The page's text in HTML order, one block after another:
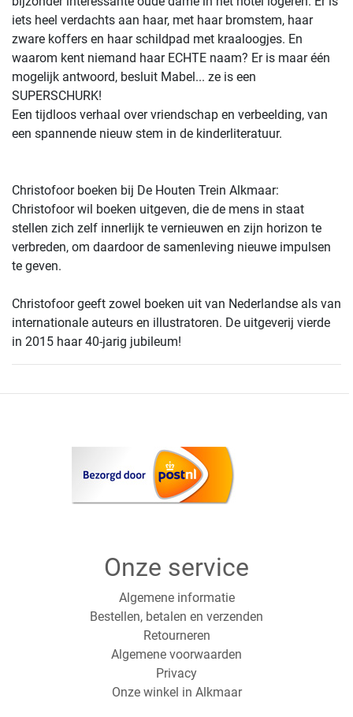
iets heel verdachts aan haar, met haar bromstem, haar
zware koffers en haar schildpad met kraaloogjes. En
waarom kent niemand haar ECHTE naam? Er is maar één
mogelijk antwoord, besluit Mabel... ze is een
SUPERSCHURK!
Een tijdloos verhaal over vriendschap en verbeelding, van
een spannende nieuw stem in de kinderliteratuur.
Christofoor boeken bij De Houten Trein Alkmaar:
Christofoor wil boeken uitgeven, die de mens in staat
stellen zich zelf innerlijk te vernieuwen en zijn horizon te
verbreden, om daardoor de samenleving nieuwe impulsen
te geven.
Christofoor geeft zowel boeken uit van Nederlandse als van
internationale auteurs en illustratoren. De uitgeverij vierde
in 2015 haar 40-jarig jubileum!
Onze service
Algemene informatie
Bestellen, betalen en verzenden
Retourneren
Algemene voorwaarden
Privacy
Onze winkel in Alkmaar